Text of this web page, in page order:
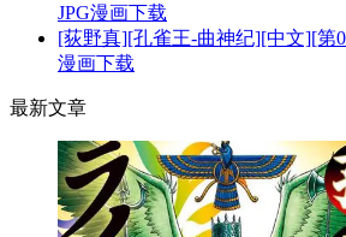
JPG漫画下载
[荻野真][孔雀王-曲神纪][中文][第
漫画下载
最新文章